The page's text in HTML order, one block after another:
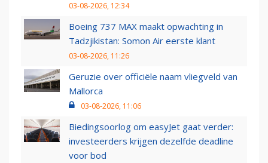
03-08-2026, 12:34
Boeing 737 MAX maakt opwachting in
Tadzjikistan: Somon Air eerste klant
03-08-2026, 11:26
Geruzie over officiële naam vliegveld van
Mallorca
03-08-2026, 11:06
Biedingsoorlog om easyJet gaat verder:
investeerders krijgen dezelfde deadline
voor bod